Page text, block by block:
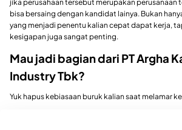
jika perusahaan tersebut merupakan perusanaan
bisa bersaing dengan kandidat lainya. Bukan
yang menjadi penentu kalian cepat dapat kerja,
kesigapan juga sangat penting.
Mau jadi bagian dari PT Argha
Industry Tbk?
Yuk hapus kebiasaan buruk kalian saat melamar